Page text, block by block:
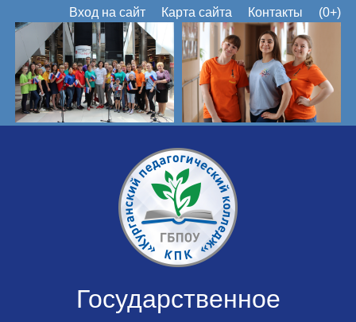
Вход на сайт Карта сайта Контакты (0+)
Государственное